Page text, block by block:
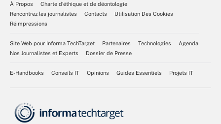
À Propos
Charte d’éthique et de déontologie
Rencontrez les journalistes
Contacts
Utilisation Des Cookies
Réimpressions
Site Web pour Informa TechTarget Partenaires Technologies
Agenda
Nos Journalistes et Experts
Dossier de Presse
E-Handbooks Conseils IT Opinions Guides Essentiels Projets IT